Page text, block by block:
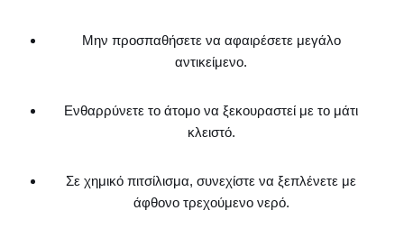
Μην προσπαθήσετε να αφαιρέσετε μεγάλο
αντικείμενο.
Ενθαρρύνετε το άτομο να ξεκουραστεί με το μάτι
κλειστό.
Σε χημικό πιτσίλισμα, συνεχίστε να ξεπλένετε με
άφθονο τρεχούμενο νερό.